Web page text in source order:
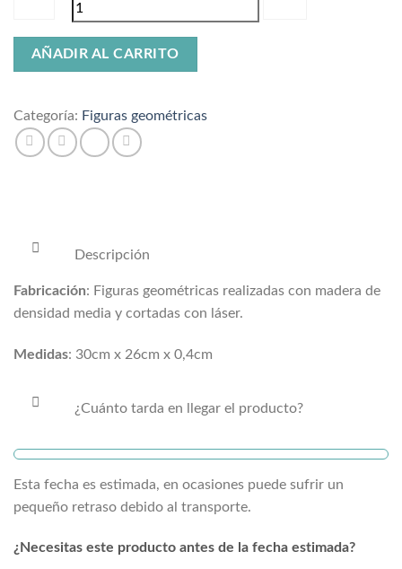
Figura
AÑADIR AL CARRITO
Categoría: Figuras geométricas
Descripción
Fabricación: Figuras geométricas realizadas con madera de
densidad media y cortadas con láser.
Medidas: 30cm x 26cm x 0,4cm
¿Cuánto tarda en llegar el producto?
Esta fecha es estimada, en ocasiones puede sufrir un
pequeño retraso debido al transporte.
¿Necesitas este producto antes de la fecha estimada?